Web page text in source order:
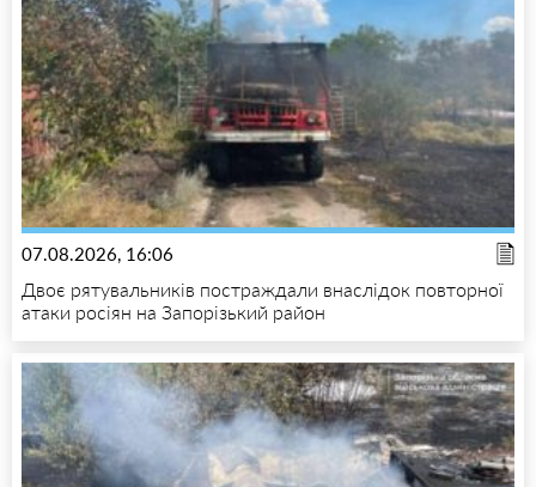
07.08.2026, 16:06
Двоє рятувальників постраждали внаслідок повторної
атаки росіян на Запорізький район